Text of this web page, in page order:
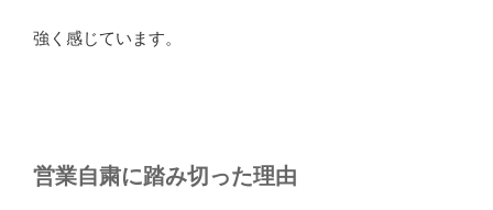
強く感じています。
営業自粛に踏み切った理由